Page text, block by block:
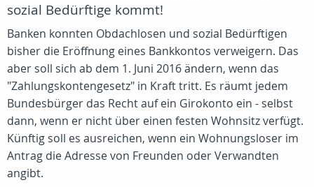
sozial Bedürftige kommt!
Banken konnten Obdachlosen und sozial Bedürftigen
bisher die Eröffnung eines Bankkontos verweigern. Das
aber soll sich ab dem 1. Juni 2016 ändern, wenn das
"Zahlungskontengesetz" in Kraft tritt. Es räumt jedem
Bundesbürger das Recht auf ein Girokonto ein - selbst
dann, wenn er nicht über einen festen Wohnsitz verfügt.
Künftig soll es ausreichen, wenn ein Wohnungsloser im
Antrag die Adresse von Freunden oder Verwandten
angibt.